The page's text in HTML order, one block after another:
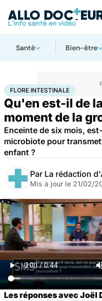
Santé Bien-être
Accueil FamilleGrossesse Flore
FLORE INTESTINALE
Qu'en est-il de
moment de la
Enceinte de six mois,
microbiote pour
enfant ?
Par La rédaction
Mis à jour le 21/02/
Les réponses avec